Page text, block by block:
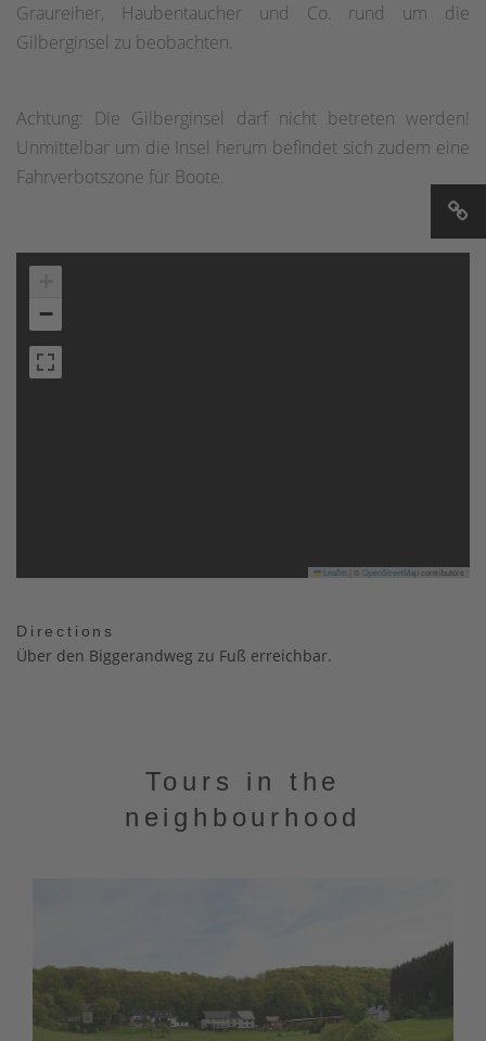
Graureiher, Haubentaucher und Co. rund um die
Gilberginsel zu beobachten.
Achtung: Die Gilberginsel darf nicht betreten werden!
Unmittelbar um die Insel herum befindet sich zudem eine
Fahrverbotszone für Boote.
−
Leaflet OpenStreetMapcontributors
Directions
Über den Biggerandweg zu Fuß erreichbar.
Tours in the
neighbourhood